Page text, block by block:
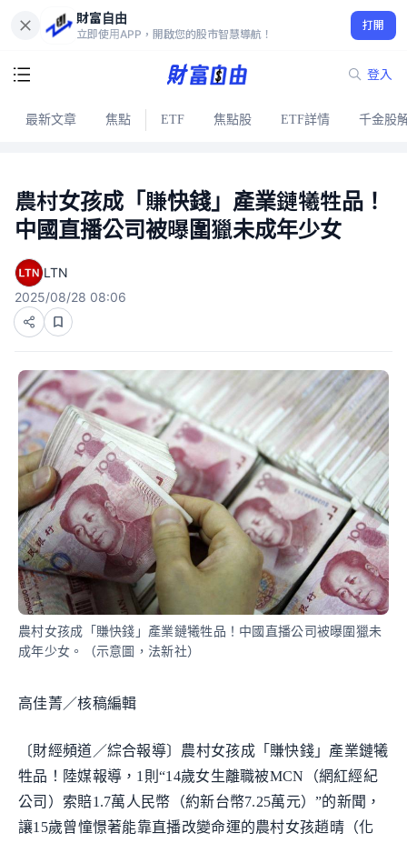
財富自由
立即使用APP，開啟您的股市智慧導航！
打開
登入
最新文章 焦點 ETF 焦點股 ETF詳情 千金股
農村女孩成「賺快錢」產業鏈犧牲品！
中國直播公司被曝圍獵未成年少女
LTN
2025/08/28 08:06
農村女孩成「賺快錢」產業鏈犧牲品！中國直播公司被曝圍獵未
成年少女。（示意圖，法新社）
高佳菁／核稿編輯
〔財經頻道／綜合報導〕農村女孩成「賺快錢」產業鏈犧
牲品！陸媒報導，1則“14歲女生離職被MCN（網紅經紀
公司）索賠1.7萬人民幣（約新台幣7.25萬元）”的新聞，
讓15歲曾憧憬著能靠直播改變命運的農村女孩趙晴（化